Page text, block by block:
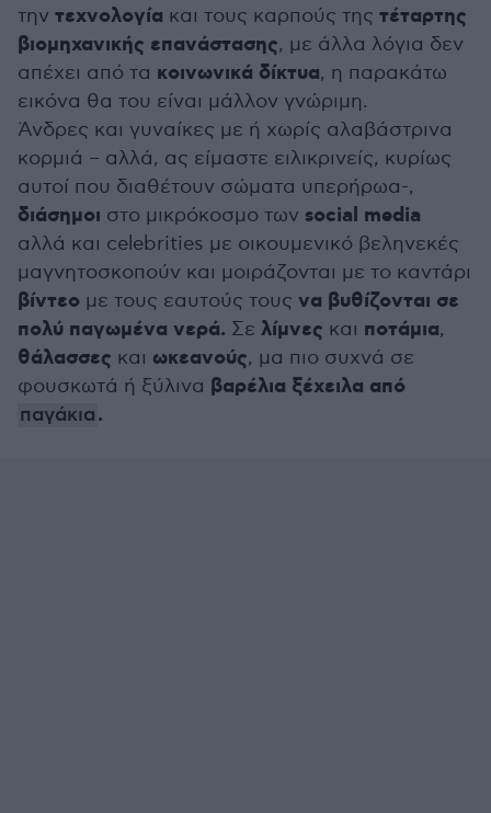
την τεχνολογία και τους καρπούς της τέταρτης
βιομηχανικής επανάστασης, με άλλα λόγια δεν
απέχει από τα κοινωνικά δίκτυα, η παρακάτω
εικόνα θα του είναι μάλλον γνώριμη.
Άνδρες και γυναίκες με ή χωρίς αλαβάστρινα
κορμιά – αλλά, ας είμαστε ειλικρινείς, κυρίως
αυτοί που διαθέτουν σώματα υπερήρωα-,
διάσημοι στο μικρόκοσμο των social media
αλλά και celebrities με οικουμενικό βεληνεκές
μαγνητοσκοπούν και μοιράζονται με το καντάρι
βίντεο με τους εαυτούς τους να βυθίζονται σε
πολύ παγωμένα νερά. Σε λίμνες και ποτάμια,
θάλασσες και ωκεανούς, μα πιο συχνά σε
φουσκωτά ή ξύλινα βαρέλια ξέχειλα από
παγάκια.